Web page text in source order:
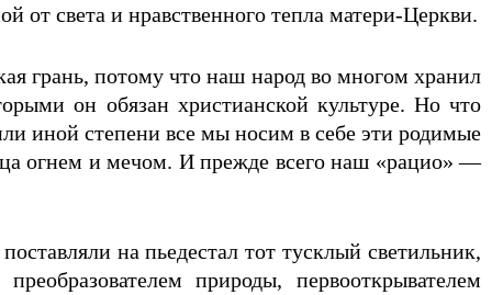
света и нравственного тепла матери-Церкви.
грань, потому что наш народ во многом хранил
он обязан христианской культуре. Но что
иной степени все мы носим в себе эти родимые
огнем и мечом. И прежде всего наш «рацио» —
на пьедестал тот тусклый светильник,
природы, первооткрывателем